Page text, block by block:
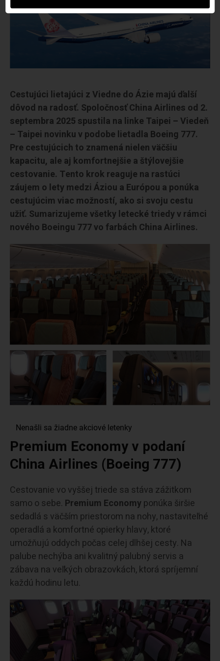
Cestujúci lietajúci z Viedne do Ázie majú ďalší
dôvod na radosť. Spoločnosť China Airlines od 2.
septembra 2025 spustila na linke Taipei – Viedeň
– Taipei novinku v podobe lietadla Boeing 777.
Pre cestujúcich to znamená nielen väčšiu
kapacitu, ale aj komfortnejšie a štýlovejšie
cestovanie. Tento krok reaguje na rastúci
záujem o lety medzi Áziou a Európou a ponúka
cestujúcim viac možností, ako si svoju cestu
užiť. Sumarizujeme všetky letecké triedy v rámci
nového Boeingu 777 vo farbách China Airlines.
Premium Economy v podaní
China Airlines (Boeing 777)
Cestovanie vo vyššej triede sa stáva zážitkom
samo o sebe. Premium Economyponúka širšie
sedadlá s väčším priestorom na nohy, nastaviteľné
operadlá a komfortné opierky hlavy, ktoré
umožňujú oddych počas celej dlhšej cesty. Na
palube nechýba ani kvalitný palubný servis a
zábava na veľkých obrazovkách, ktorá spríjemní
každú hodinu letu.